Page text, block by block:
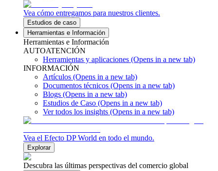
Vea cómo entregamos para nuestros clientes.
Estudios de caso
Herramientas e Información
Herramientas e Información
AUTOATENCIÓN
Herramientas y aplicaciones (Opens in a new tab)
INFORMACIÓN
Artículos (Opens in a new tab)
Documentos técnicos (Opens in a new tab)
Blogs (Opens in a new tab)
Estudios de Caso (Opens in a new tab)
Ver todos los insights (Opens in a new tab)
Vea el Efecto DP World en todo el mundo.
Explorar
Descubra las últimas perspectivas del comercio global